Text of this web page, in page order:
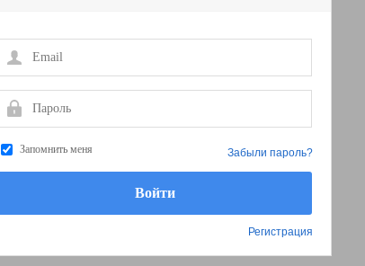
Email
Пароль
Запомнить меня
Регистрация
Забыли пароль?